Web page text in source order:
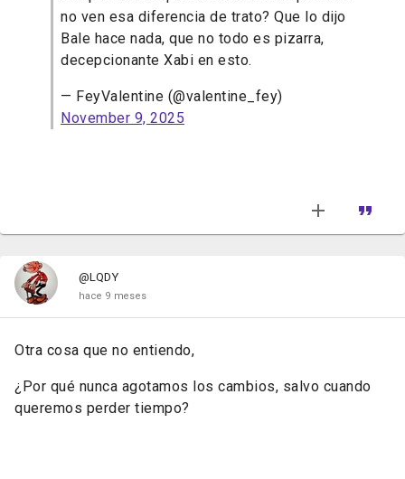
no ven esa diferencia de trato? Que lo dijo
Bale hace nada, que no todo es pizarra,
decepcionante Xabi en esto.
— FeyValentine (@valentine_fey)
November 9, 2025
@LQDY
hace 9 meses
Otra cosa que no entiendo,
¿Por qué nunca agotamos los cambios, salvo cuando
queremos perder tiempo?